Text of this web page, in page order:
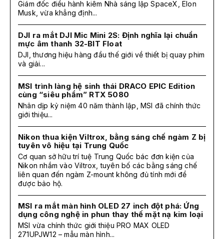
Giám đốc điều hành kiêm Nhà sáng lập SpaceX, Elon
Musk, vừa khẳng định...
DJI ra mắt DJI Mic Mini 2S: Định nghĩa lại chuẩn
mực âm thanh 32-BIT Float
DJI, thương hiệu hàng đầu thế giới về thiết bị quay phim
và giải...
MSI trình làng hệ sinh thái DRACO EPIC Edition
cùng “siêu phẩm” RTX 5080
Nhân dịp kỷ niệm 40 năm thành lập, MSI đã chính thức
giới thiệu...
Nikon thua kiện Viltrox, bằng sáng chế ngàm Z bị
tuyên vô hiệu tại Trung Quốc
Cơ quan sở hữu trí tuệ Trung Quốc bác đơn kiện của
Nikon nhắm vào Viltrox, tuyên bố các bằng sáng chế
liên quan đến ngàm Z-mount không đủ tính mới để
được bảo hộ.
MSI ra mắt màn hình OLED 27 inch đột phá: Ứng
dụng công nghệ in phun thay thế mặt nạ kim loại
MSI vừa chính thức giới thiệu PRO MAX OLED
271UPJW12 – mẫu màn hình...